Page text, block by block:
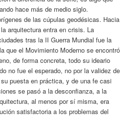
hace más de medio siglo.
de las cúpulas geodésicas. Hacia
arquitectura entra en crisis. La
tras la II Guerra Mundial fue la
que el Movimiento Moderno se encontró
de forma concreta, todo su ideario
no fue el esperado, no por la validez de
puesta en práctica, y de una fe casi
se pasó a la desconfianza, a la
al menos por sí misma, era
satisfactoria a los problemas del